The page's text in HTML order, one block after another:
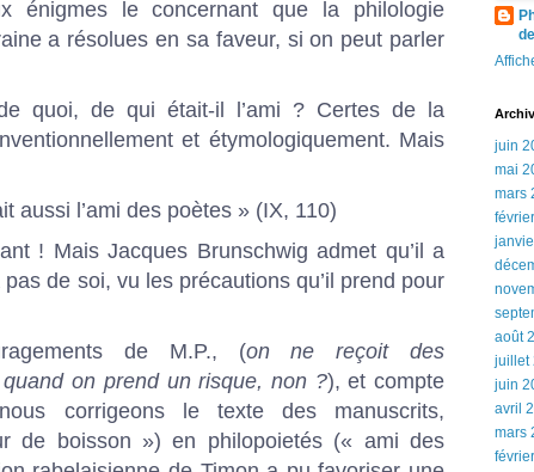
énigmes le concernant que la philologie
a résolues en sa faveur, si on peut parler
quoi, de qui était-il l’ami ? Certes de la
et étymologiquement. Mais
aussi l’ami des poètes » (IX, 110)
! Mais Jacques Brunschwig admet qu’il a
de soi, vu les précautions qu’il prend pour
de M.P., (on ne reçoit des
on prend un risque, non ?), et compte
corrigeons le texte des manuscrits,
de boisson ») en philopoietés (« ami des
juin
mai
mars
août
juillet
juin
avril
mars